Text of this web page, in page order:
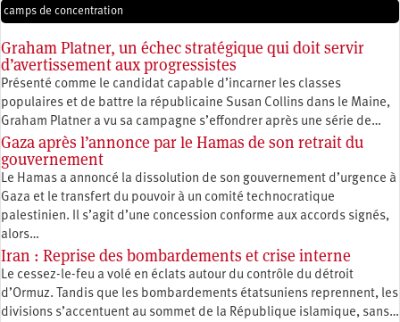
camps de concentration
Graham Platner, un échec stratégique qui doit servir
d’avertissement aux progressistes
Présenté comme le candidat capable d’incarner les classes
populaires et de battre la républicaine Susan Collins dans le Maine,
Graham Platner a vu sa campagne s’effondrer après une série de…
Gaza après l’annonce par le Hamas de son retrait du
gouvernement
Le Hamas a annoncé la dissolution de son gouvernement d’urgence à
Gaza et le transfert du pouvoir à un comité technocratique
palestinien. Il s’agit d’une concession conforme aux accords signés,
alors…
Iran : Reprise des bombardements et crise interne
Le cessez-le-feu a volé en éclats autour du contrôle du détroit
d’Ormuz. Tandis que les bombardements étatsuniens reprennent, les
divisions s’accentuent au sommet de la République islamique, sans…